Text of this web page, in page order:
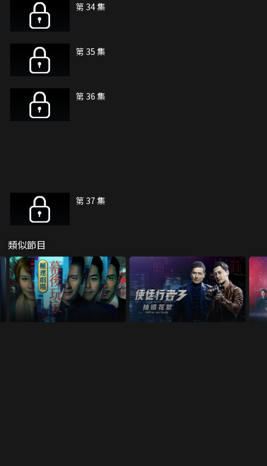
第 34 集
第 35 集
第 36 集
第 37 集
類似節目